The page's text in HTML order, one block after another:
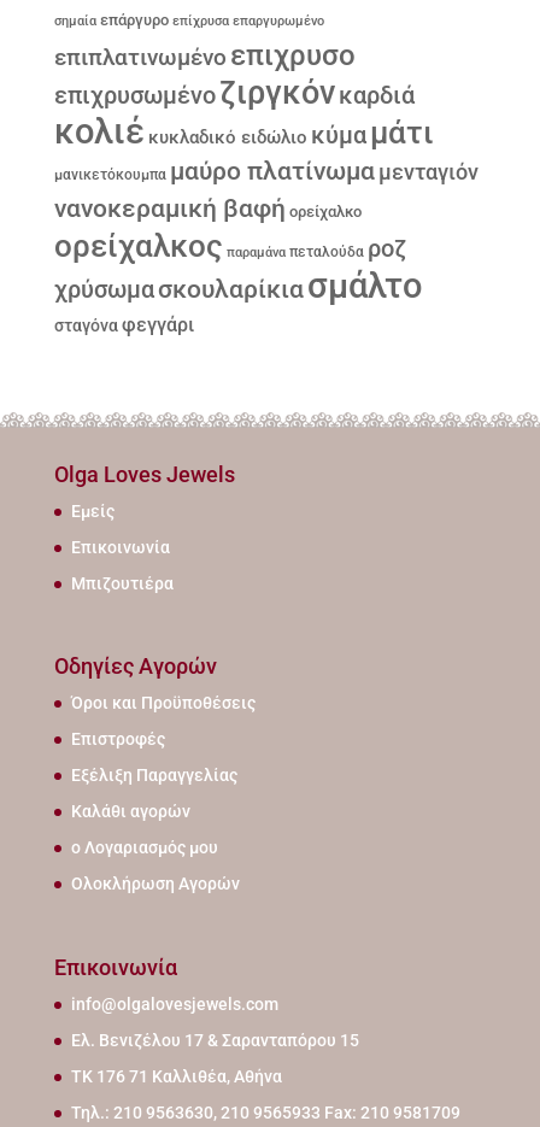
σημαία επάργυρο επίχρυσα επαργυρωμένο
επιπλατινωμένο επιχρυσο
επιχρυσωμένοζιργκόνκαρδιά
κολιέ κυκλαδικό ειδώλιο κύμα μάτι
μανικετόκουμπα μαύρο πλατίνωμα μενταγιόν
νανοκεραμική βαφή ορείχαλκο
ορείχαλκος παραμάνα πεταλούδα ροζ
χρύσωμασκουλαρίκιασμάλτο
σταγόνα φεγγάρι
Olga Loves Jewels
Εμείς
Επικοινωνία
Μπιζουτιέρα
Οδηγίες Αγορών
Όροι και Προϋποθέσεις
Επιστροφές
Εξέλιξη Παραγγελίας
Καλάθι αγορών
ο Λογαριασμός μου
Ολοκλήρωση Αγορών
Επικοινωνία
info@olgalovesjewels.com
Ελ. Βενιζέλου 17 & Σαρανταπόρου 15
ΤΚ 176 71 Καλλιθέα, Αθήνα
Τηλ.: 210 9563630, 210 9565933 Fax: 210 9581709